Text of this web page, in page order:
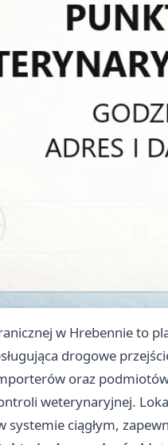
w Hrebennie to
drogowe
oraz
weterynaryjnej.
systemie ciągłym,